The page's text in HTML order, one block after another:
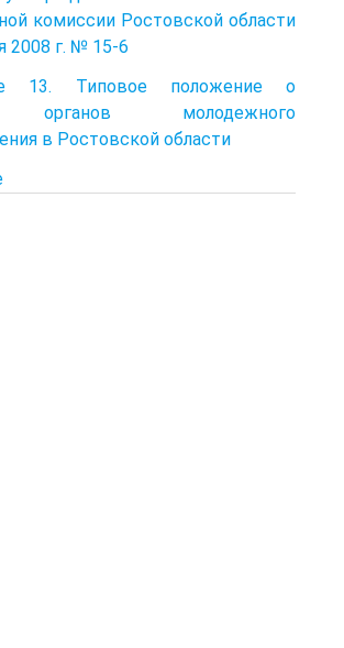
комиссии Ростовской области
2008 г. № 15-6
13. Типовое положение о
органов молодежного
в Ростовской области